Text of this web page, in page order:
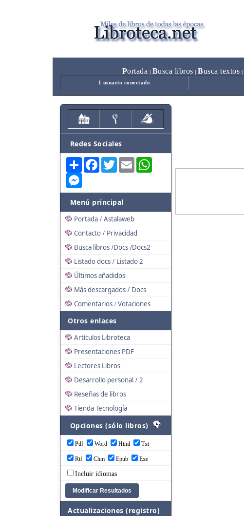
Portada Busca libros Busca textos
1 usuario conectado
Redes Sociales
Share FacebookTwitterEmail
Menú principal
Portada / Astalaweb
Contacto / Privacidad
Busca libros /Docs /Docs2
Listado docs / Listado 2
Últimos añadidos
Más descargados / Docs
Comentarios / Votaciones
Otros enlaces
Artículos Libroteca
Presentaciones PDF
Lectores Libros
Desarrollo personal / 2
Reseñas de libros
Tienda Tecnología
Opciones (sólo libros)
Pdf Word Html Txt
Rtf Chm Epub Exe
Incluir idiomas
Actualizaciones (registro)